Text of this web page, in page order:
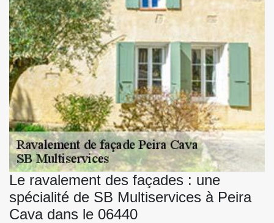
Le ravalement des façades : une
spécialité de SB Multiservices à Peira
Cava dans le 06440